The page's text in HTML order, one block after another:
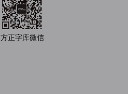
方正字库微信